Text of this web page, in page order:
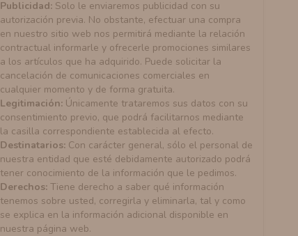
Publicidad:Solo le enviaremos publicidad con su
autorización previa. No obstante, efectuar una compra
en nuestro sitio web nos permitirá mediante la relación
contractual informarle y ofrecerle promociones similares
a los artículos que ha adquirido. Puede solicitar la
cancelación de comunicaciones comerciales en
cualquier momento y de forma gratuita.
Legitimación:Únicamente trataremos sus datos con su
consentimiento previo, que podrá facilitarnos mediante
la casilla correspondiente establecida al efecto.
Destinatarios:Con carácter general, sólo el personal de
nuestra entidad que esté debidamente autorizado podrá
tener conocimiento de la información que le pedimos.
Derechos:Tiene derecho a saber qué información
tenemos sobre usted, corregirla y eliminarla, tal y como
se explica en la información adicional disponible en
nuestra página web.